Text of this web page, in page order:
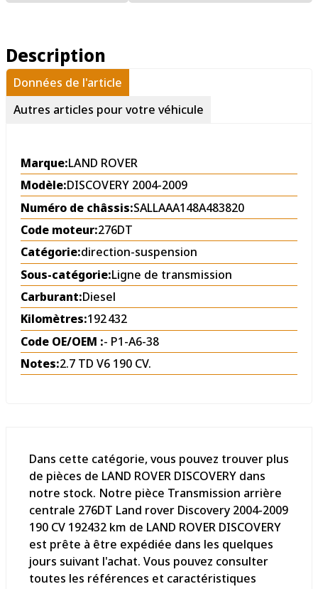
Description
Données de l'article
Autres articles pour votre véhicule
Marque:LAND ROVER
Modèle:DISCOVERY 2004-2009
Numéro de châssis:SALLAAA148A483820
Code moteur:276DT
Catégorie:direction-suspension
Sous-catégorie:Ligne de transmission
Carburant:Diesel
Kilomètres:192 432
Code OE/OEM :- P1-A6-38
Notes:2.7 TD V6 190 CV.
Dans cette catégorie, vous pouvez trouver plus
de pièces de LAND ROVER DISCOVERY dans
notre stock. Notre pièce Transmission arrière
centrale 276DT Land rover Discovery 2004-2009
190 CV 192432 km de LAND ROVER DISCOVERY
est prête à être expédiée dans les quelques
jours suivant l'achat. Vous pouvez consulter
toutes les références et caractéristiques